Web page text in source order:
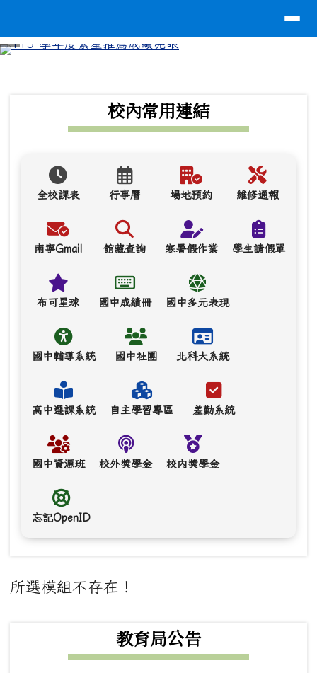
上中區域內容校內常用連結
全校課表 行事曆 場地預約 維修通報
南寧Gmail 館藏查詢 寒暑假作業 學生請假單
布可星球 國中成績冊 國中多元表現
國中輔導系統 國中社團 北科大系統
高中選課系統 自主學習專區 差勤系統
國中資源班 校外獎學金 校內獎學金
忘記OpenID
主內容區域
所選模組不存在！
教育局公告